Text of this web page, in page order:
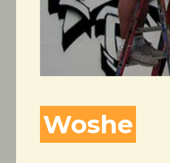
Woshe